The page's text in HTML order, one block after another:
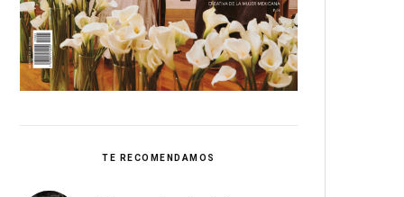
TE RECOMENDAMOS